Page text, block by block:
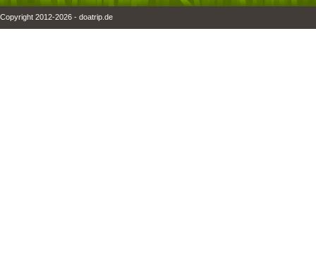
Copyright 2012-2026 - doatrip.de